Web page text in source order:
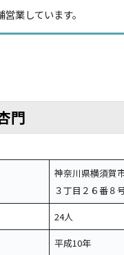
業しています。
門
神奈川県横須賀
３丁目２６番８
24人
平成10年